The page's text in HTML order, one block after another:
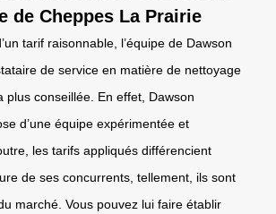
de Cheppes La Prairie
tarif raisonnable, l’équipe de Dawson
de service en matière de nettoyage
plus conseillée. En effet, Dawson
d’une équipe expérimentée et
les tarifs appliqués différencient
de ses concurrents, tellement, ils sont
marché. Vous pouvez lui faire établir